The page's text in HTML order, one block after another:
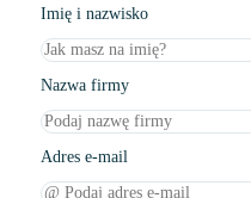
Imię i nazwisko
Nazwa firmy
Adres e-mail